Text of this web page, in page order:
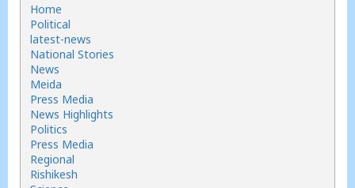
Home
Political
latest-news
National Stories
News
Meida
Press Media
News Highlights
Politics
Press Media
Regional
Rishikesh